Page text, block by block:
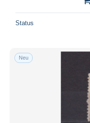
Status
Neu